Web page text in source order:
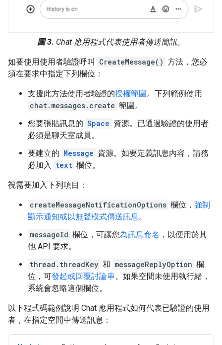
圖 3. Chat 應用程式代表使用者傳送簡訊。
如要使用使用者驗證呼叫 CreateMessage() 方法，您必
須在要求中指定下列欄位：
支援此方法使用者驗證的授權範圍 。下列範例使用
chat.messages.create 範圍。
您要張貼訊息的 Space 資源。已通過驗證的使用者
必須是聊天室成員。
要建立的 Message 資源。如要定義訊息內容，請務
必加入 text 欄位。
視需要加入下列項目：
createMessageNotificationOptions 欄位， 強制
顯示通知或以無聲模式傳送訊息。
messageId 欄位，可讓您為訊息命名 ，以便用於其
他 API 要求。
thread.threadKey 和 messageReplyOption 欄
位，可發起或回覆討論串。如果空間未使用執行緒，
系統會忽略這個欄位。
以下程式碼範例說明 Chat 應用程式如何代表已驗證的使用
者，在指定空間中傳送訊息：